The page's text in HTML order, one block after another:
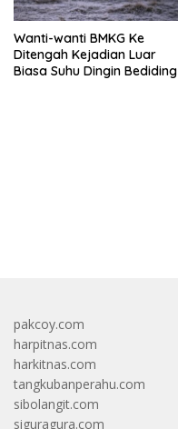
Wanti-wanti BMKG Ke
Ditengah Kejadian Luar
Biasa Suhu Dingin Bediding
pakcoy.com
harpitnas.com
harkitnas.com
tangkubanperahu.com
sibolangit.com
siguragura.com